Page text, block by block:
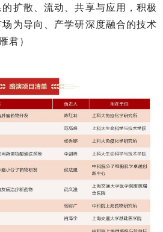
扩散、流动、共享与应用，积极
为导向、产学研深度融合的技术
君）